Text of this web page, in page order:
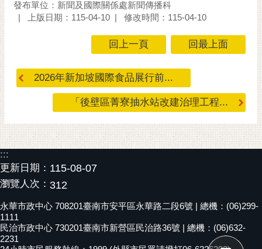
偉
花
花
祭
網
站
覽
訂
發布單位：新聞及國際關係處新聞傳播科
上版日期：115-04-10
修改時間：115-04-10
回上一頁 回最上面
2026年新加坡國際食品展行前...
「後壁區菁寮抽水站改建治理工程...
:::
更新日期： 115-08-07
瀏覽人次： 312
永華市政中心 708201臺南市安平區永華路二段6號 | 總機：(06)299-
1111
民治市政中心 730201臺南市新營區民治路36號 | 總機：(06)632-
2231